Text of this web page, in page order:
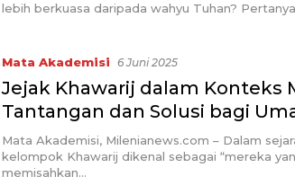
lebih berkuasa daripada wahyu Tuhan?
Mata Akademisi 6 Juni 2025
Jejak Khawarij dalam Konteks
Tantangan dan Solusi bagi
Mata Akademisi, Milenianews.com – Dalam
kelompok Khawarij dikenal sebagai “mereka
memisahkan…